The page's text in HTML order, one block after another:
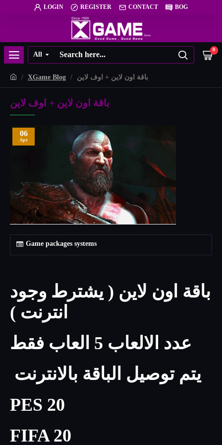
LOGIN REGISTER CONTACT BOG
All 0
XGame Blog باقة اون لاين + اوف لاين
باقة اون لاين + اوف لاين
06
Apr
Game packages systems
باقة اون لاين ( يشترط وجود
يتم توصيل الباقة بالانترنت
PES 20
FIFA 20